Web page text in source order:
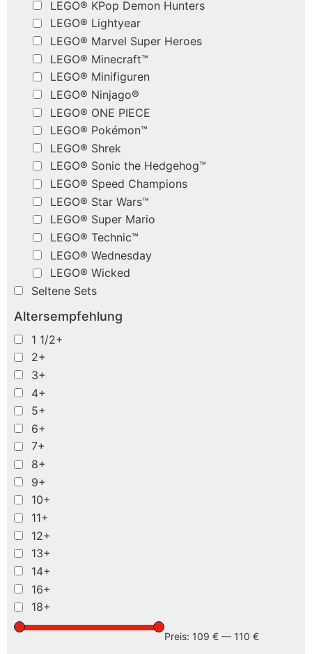
LEGO® KPop Demon Hunters
LEGO® Lightyear
LEGO® Marvel Super Heroes
LEGO® Minecraft™
LEGO® Minifiguren
LEGO® Ninjago®
LEGO® ONE PIECE
LEGO® Pokémon™
LEGO® Shrek
LEGO® Sonic the Hedgehog™
LEGO® Speed Champions
LEGO® Star Wars™
LEGO® Super Mario
LEGO® Technic™
LEGO® Wednesday
LEGO® Wicked
Seltene Sets
Altersempfehlung
1 1/2+
2+
3+
4+
5+
6+
7+
8+
9+
10+
11+
12+
13+
14+
16+
18+
Preis: 109 € — 110 €